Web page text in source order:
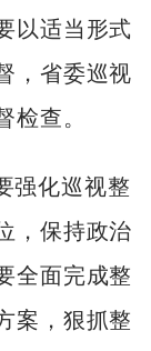
以适当形式
，省委巡视
检查。
强化巡视整
，保持政治
全面完成整
案，狠抓整